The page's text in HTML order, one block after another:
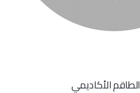
الطاقم الأكاديمي